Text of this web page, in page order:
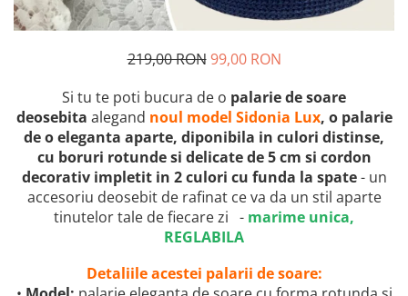
219,00 RON 99,00 RON
Si tu te poti bucura de o palarie de soare
deosebita alegand noul model Sidonia Lux, o palarie
de o eleganta aparte, diponibila in culori distinse,
cu boruri rotunde si delicate de 5 cm si cordon
decorativ impletit in 2 culori cu funda la spate- un
accesoriu deosebit de rafinat ce va da un stil aparte
tinutelor tale de fiecare zi - marime unica,
REGLABILA
Detaliile acestei palarii de soare: